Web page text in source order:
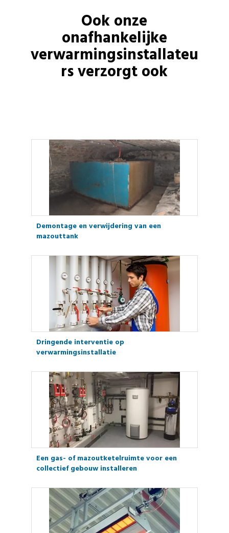
Ook onze
onafhankelijke
verwarmingsinstallateu
rsverzorgt ook
Demontage en verwijdering van een
mazouttank
Dringende interventie op
verwarmingsinstallatie
Een gas- of mazoutketelruimte voor een
collectief gebouw installeren